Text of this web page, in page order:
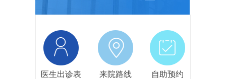
医生出诊表 来院路线 自助预约